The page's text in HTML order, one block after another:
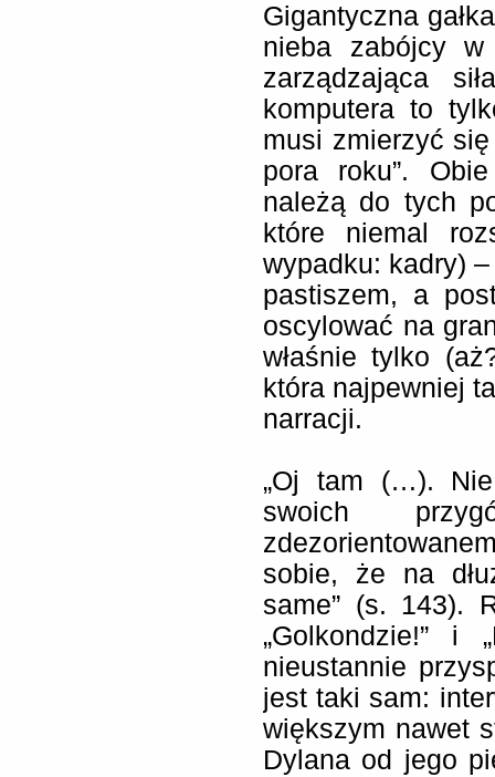
Gigantyczna
nieba zabójcy
zarządzająca
komputera to
musi zmierzyć
pora roku”.
należą do tych
które niemal
wypadku: kadry)
pastiszem, a
oscylować na
właśnie tylko
która najpewniej
narracji.
„Oj tam (…). Nie
swoich
sobie, że na
same” (s. 143).
„Golkondzie!” i
nieustannie
jest taki sam:
większym nawet
Dylana od jego